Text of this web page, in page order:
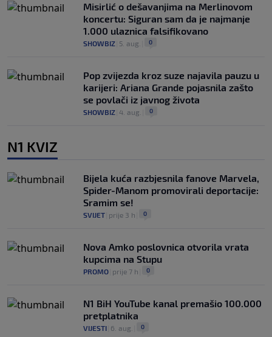
Misirlić o dešavanjima na Merlinovom
koncertu: Siguran sam da je najmanje
1.000 ulaznica falsifikovano
SHOWBIZ 5. aug. 0
Pop zvijezda kroz suze najavila pauzu u
karijeri: Ariana Grande pojasnila zašto
se povlači iz javnog života
SHOWBIZ 4. aug. 0
N1 KVIZ
Bijela kuća razbjesnila fanove Marvela,
Spider-Manom promovirali deportacije:
Sramim se!
SVIJET prije 3 h 0
Nova Amko poslovnica otvorila vrata
kupcima na Stupu
PROMO prije 7 h 0
N1 BiH YouTube kanal premašio 100.000
pretplatnika
VIJESTI 6. aug. 0